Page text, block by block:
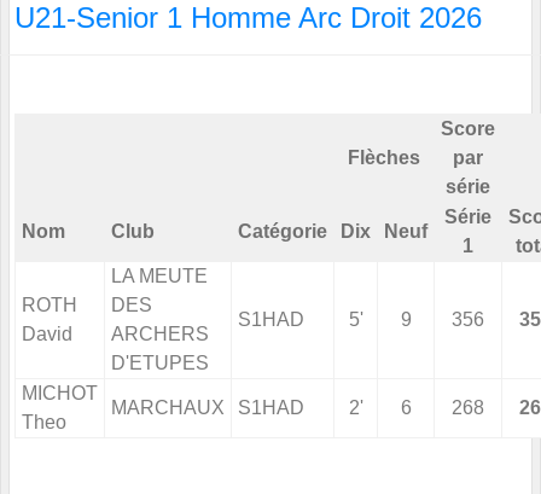
U21-Senior 1 Homme Arc Droit 2026
Flèches
Score
par
série
Nom Club Catégorie Dix Neuf
Série
1
ROTH
David
LA MEUTE
DES
ARCHERS
D'ETUPES
S1HAD 5' 9 356
MICHOT
Theo
MARCHAUX S1HAD 2' 6 268